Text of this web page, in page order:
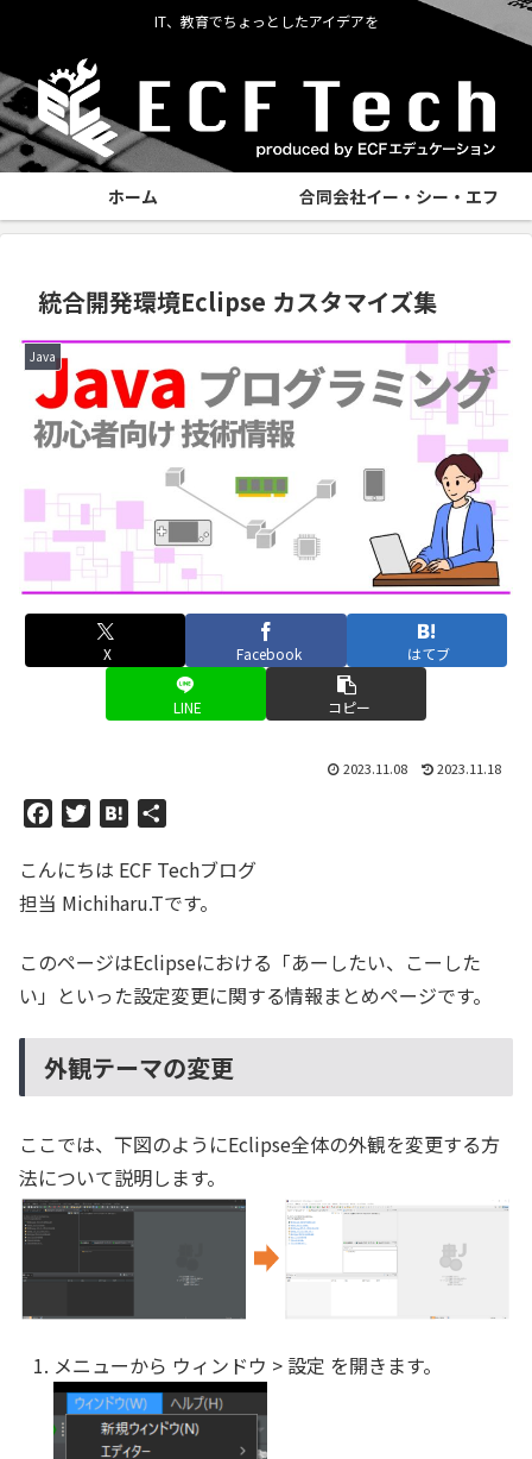
IT、教育でちょっとしたアイデアを
ホーム 合同会社イー・シー・エフ
統合開発環境Eclipse カスタマイズ集
Java
X Facebook はてブ
LINE コピー
2023.11.08 2023.11.18
c
e
o
o
k
i
t
e
t
e
a
こんにちは ECF Techブログ
担当 Michiharu.Tです。
このページはEclipseにおける「あーしたい、こーした
い」といった設定変更に関する情報まとめページです。
外観テーマの変更
ここでは、下図のようにEclipse全体の外観を変更する方
法について説明します。
メニューから ウィンドウ > 設定 を開きます。